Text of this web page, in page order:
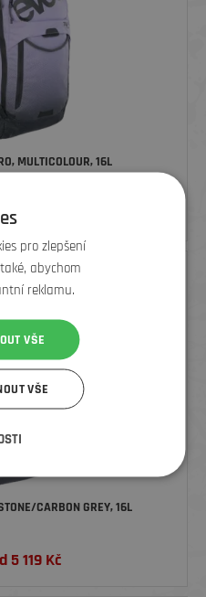
MULTICOLOUR, 16L
590
CARBON GREY, 16L
5 119 Kč
pro zlepšení
abychom
reklamu.
VŠE
VŠE